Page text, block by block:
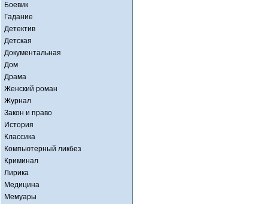
Боевик
Гадание
Детектив
Детская
Документальная
Дом
Драма
Женский роман
Журнал
Закон и право
История
Классика
Компьютерный ликбез
Криминал
Лирика
Медицина
Мемуары